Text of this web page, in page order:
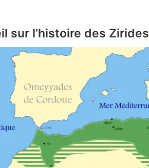
sur l’histoire des Zirides